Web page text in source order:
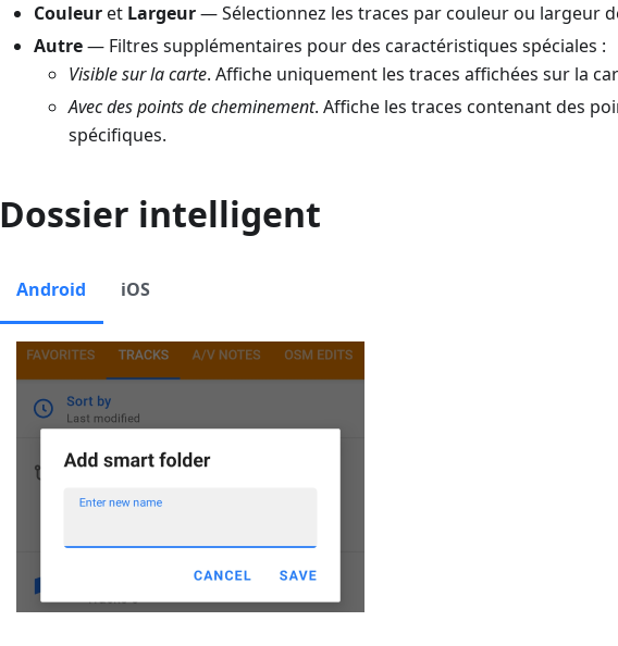
Couleuret Largeur— Sélectionnez les traces par couleur ou largeur
Autre— Filtres supplémentaires pour des caractéristiques spéciales :
Visible sur la carte. Affiche uniquement les traces affichées sur la
Avec des points de cheminement. Affiche les traces contenant des
spécifiques.
Dossier intelligent
Android iOS